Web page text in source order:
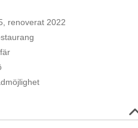
renoverat 2022